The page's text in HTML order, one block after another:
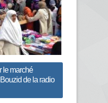
le marché
de la radio